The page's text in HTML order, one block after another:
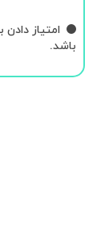
امتیاز
باشد.